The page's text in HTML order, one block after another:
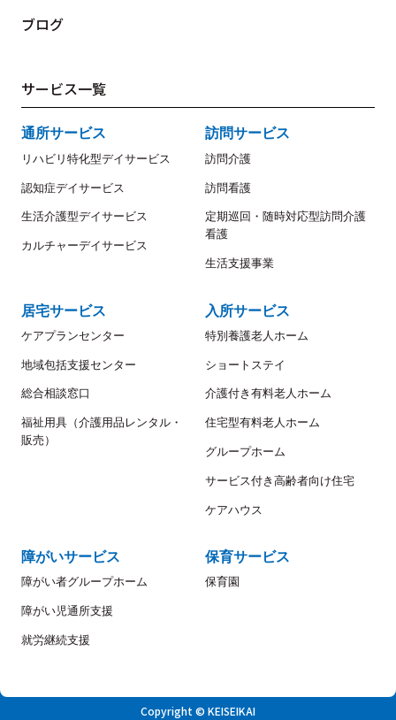
ブログ
サービス一覧
通所サービス
リハビリ特化型デイサービス
認知症デイサービス
生活介護型デイサービス
カルチャーデイサービス
訪問サービス
訪問介護
訪問看護
定期巡回・随時対応型訪問介護
看護
生活支援事業
居宅サービス
ケアプランセンター
地域包括支援センター
総合相談窓口
福祉用具（介護用品レンタル・
販売）
入所サービス
特別養護老人ホーム
ショートステイ
介護付き有料老人ホーム
住宅型有料老人ホーム
グループホーム
サービス付き高齢者向け住宅
ケアハウス
障がいサービス
障がい者グループホーム
障がい児通所支援
就労継続支援
保育サービス
保育園
Copyright © KEISEIKAI